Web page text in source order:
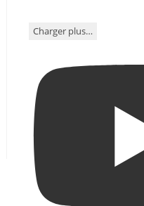
Charger plus…